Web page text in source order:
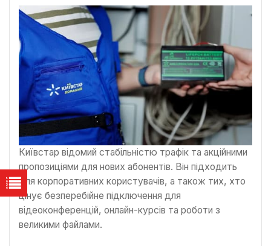
Київстар відомий стабільністю трафік та акційними
пропозиціями для нових абонентів. Він підходить
для корпоративних користувачів, а також тих, хто
цінує безперебійне підключення для
відеоконференцій, онлайн-курсів та роботи з
великими файлами.